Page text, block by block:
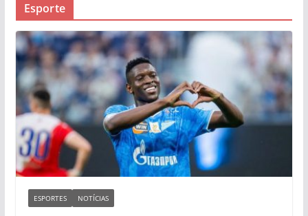
Esporte
ESPORTES NOTÍCIAS